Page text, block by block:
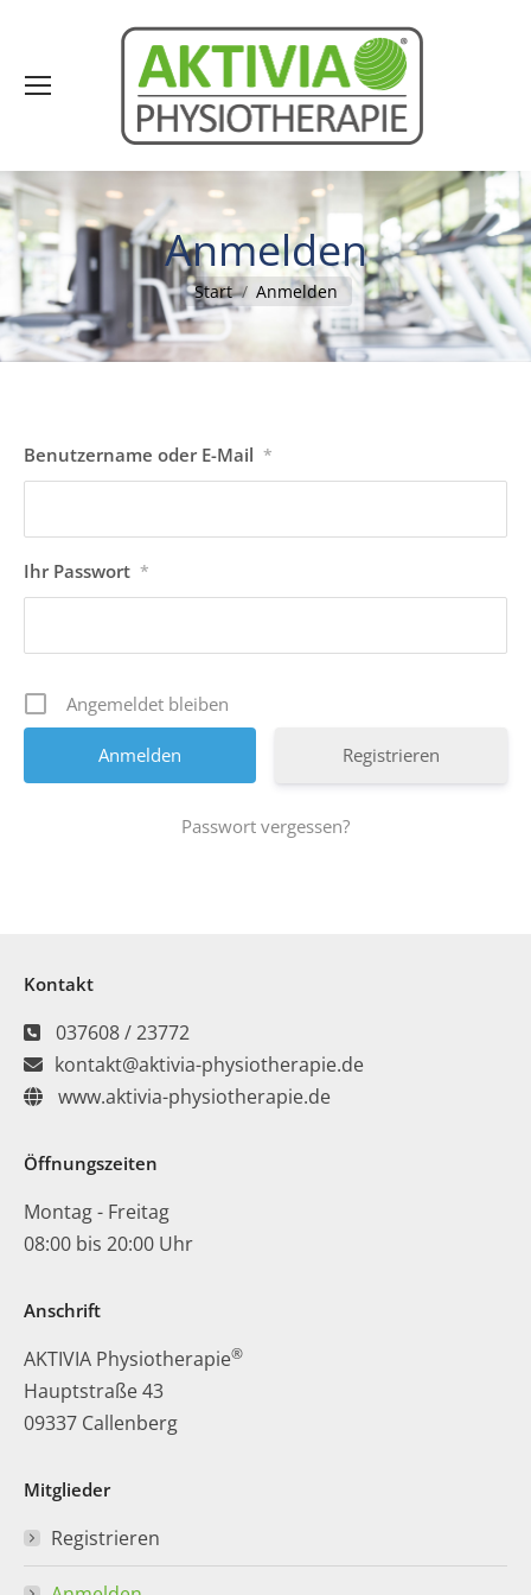
Anmelden
Sie befinden sich hier:
Start Anmelden
Benutzername oder E-Mail *
Ihr Passwort *
Angemeldet bleiben
Registrieren
Passwort vergessen?
Kontakt
037608 / 23772
kontakt@aktivia-physiotherapie.de
www.aktivia-physiotherapie.de
Öffnungszeiten
Montag - Freitag
08:00 bis 20:00 Uhr
Anschrift
AKTIVIA Physiotherapie®
Hauptstraße 43
09337 Callenberg
Mitglieder
Registrieren